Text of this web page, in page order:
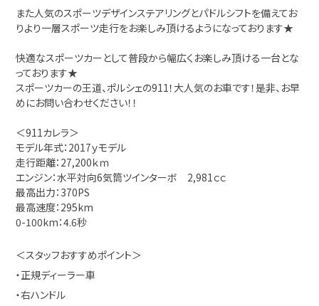
また人気のスポーツデザインステアリングとパドルシフトを備えてお
りより一層スポーツ走行をお楽しみ頂けるようになっております★
快適なスポーツカーとして普段から幅広くお楽しみ頂ける一台とな
っております★
スポーツカーの王道、ポルシェの911！大人気のお車です！是非、お早
めにお問い合わせください！！
＜911カレラ＞
モデル年式：2017ｙモデル
走行距離：27,200ｋｍ
エンジン：水平対向6気筒ツインターボ 2,981ｃｃ
最高出力：370PS
最高速度：295km
0-100km：4.6秒
＜スタッフおすすめポイント＞
・正規ディーラー車
・右ハンドル